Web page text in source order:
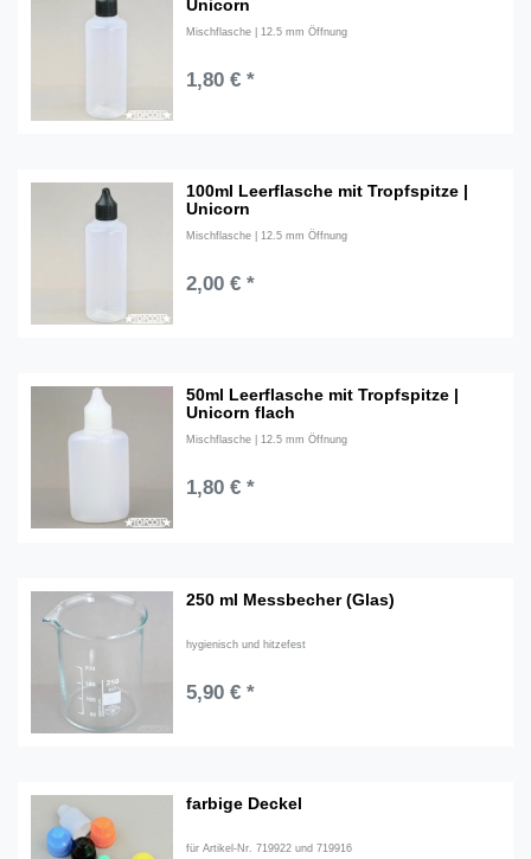
Unicorn
Mischflasche | 12.5 mm Öffnung
1,80 € *
100ml Leerflasche mit Tropfspitze |
Unicorn
Mischflasche | 12.5 mm Öffnung
2,00 € *
50ml Leerflasche mit Tropfspitze |
Unicorn flach
Mischflasche | 12.5 mm Öffnung
1,80 € *
250 ml Messbecher (Glas)
hygienisch und hitzefest
5,90 € *
farbige Deckel
für Artikel-Nr. 719922 und 719916